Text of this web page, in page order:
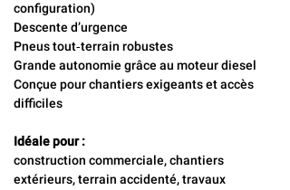
configuration)
Descente d’urgence
Pneus tout‑terrain robustes
Grande autonomie grâce au moteur diesel
Conçue pour chantiers exigeants et accès
difficiles
Idéale pour :
construction commerciale, chantiers
extérieurs, terrain accidenté, travaux